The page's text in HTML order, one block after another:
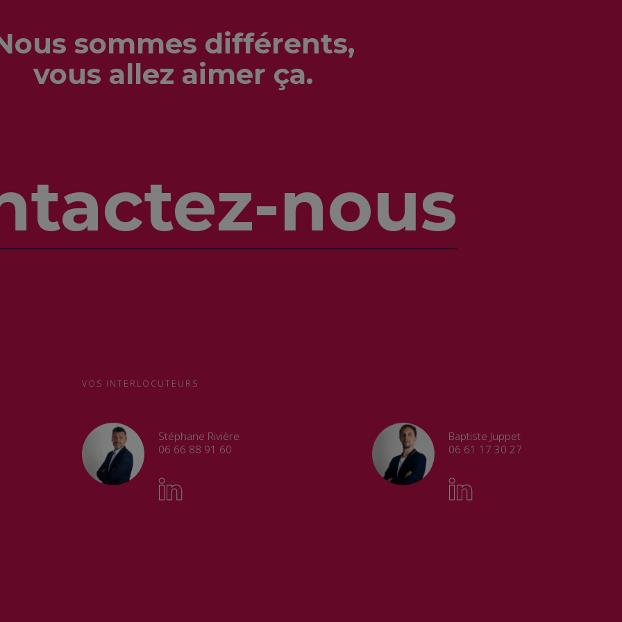
sommes différents,
vous allez aimer ça.
nous
VOS INTERLOCUTEURS
Stéphane Rivière
06 66 88 91 60
Baptiste Juppet
06 61 17 30 27